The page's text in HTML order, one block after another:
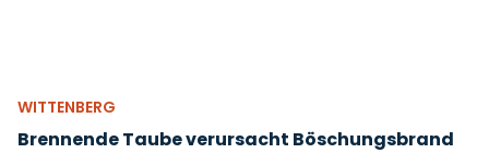
WITTENBERG
Brennende Taube verursacht Böschungsbrand